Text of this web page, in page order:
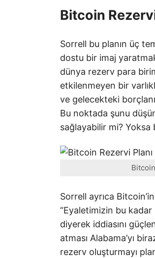
Bitcoin
Sorrell bu planın üç
dostu bir imaj
dünya rezerv para
etkilenmeyen bir
ve gelecekteki
Bu noktada şunu
sağlayabilir mi? Yoksa
Sorrell ayrıca
“Eyaletimizin bu kadar
diyerek iddiasını
atması Alabama’yı
rezerv oluşturmayı